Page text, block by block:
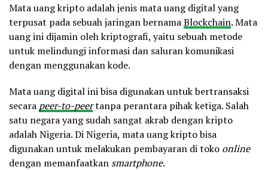
Mata uang kripto adalah jenis mata uang digital yang
terpusat pada sebuah jaringan bernamaBlockchain. Mata
uang ini dijamin oleh kriptografi, yaitu sebuah metode
untuk melindungi informasi dan saluran komunikasi
dengan menggunakan kode.
Mata uang digital ini bisa digunakan untuk bertransaksi
secara peer-to-peertanpa perantara pihak ketiga. Salah
satu negara yang sudah sangat akrab dengan kripto
adalah Nigeria. Di Nigeria, mata uang kripto bisa
digunakan untuk melakukan pembayaran di toko online
dengan memanfaatkan smartphone.